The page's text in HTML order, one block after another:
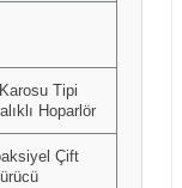
Tipi
Hoparlör
Çift